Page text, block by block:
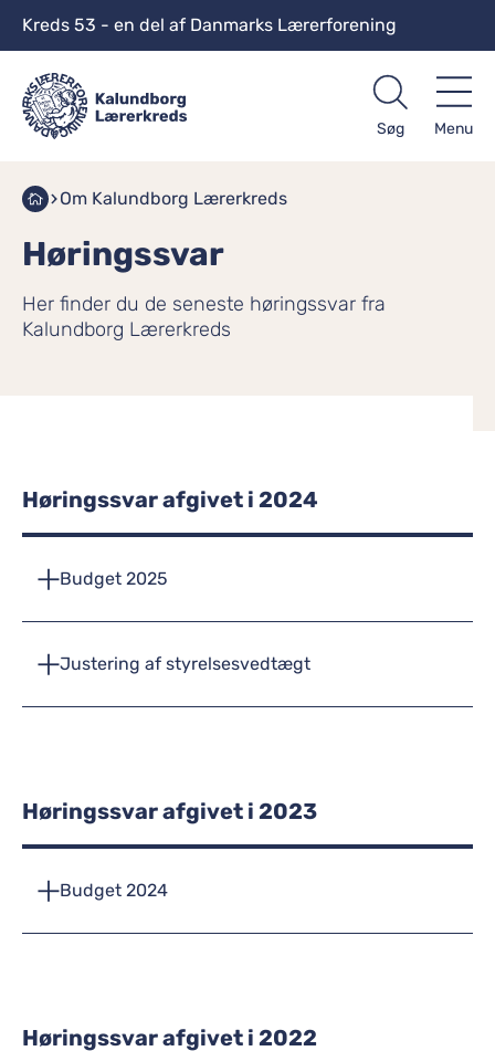
Kreds 53 - en del af Danmarks Lærerforening
Søg Menu
Om Kalundborg Lærerkreds
Høringssvar
Her finder du de seneste høringssvar fra
Kalundborg Lærerkreds
Høringssvar afgivet i 2024
Budget 2025
Justering af styrelsesvedtægt
Høringssvar afgivet i 2023
Budget 2024
Høringssvar afgivet i 2022